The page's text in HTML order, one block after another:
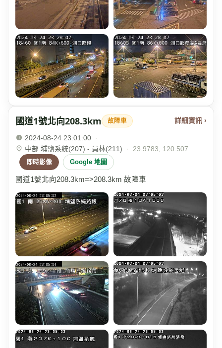
國道1號北向208.3km 故障車 詳細資訊 ›
2024-08-24 23:01:00
·
中部 埔鹽系統(207) - 員林(211)
· 23.9783, 120.507
即時影像 Google 地圖
國道1號北向208.3km=>208.3km 故障車